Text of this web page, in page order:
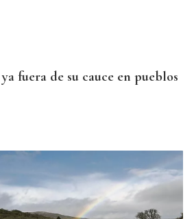
fuera de su cauce en pueblos